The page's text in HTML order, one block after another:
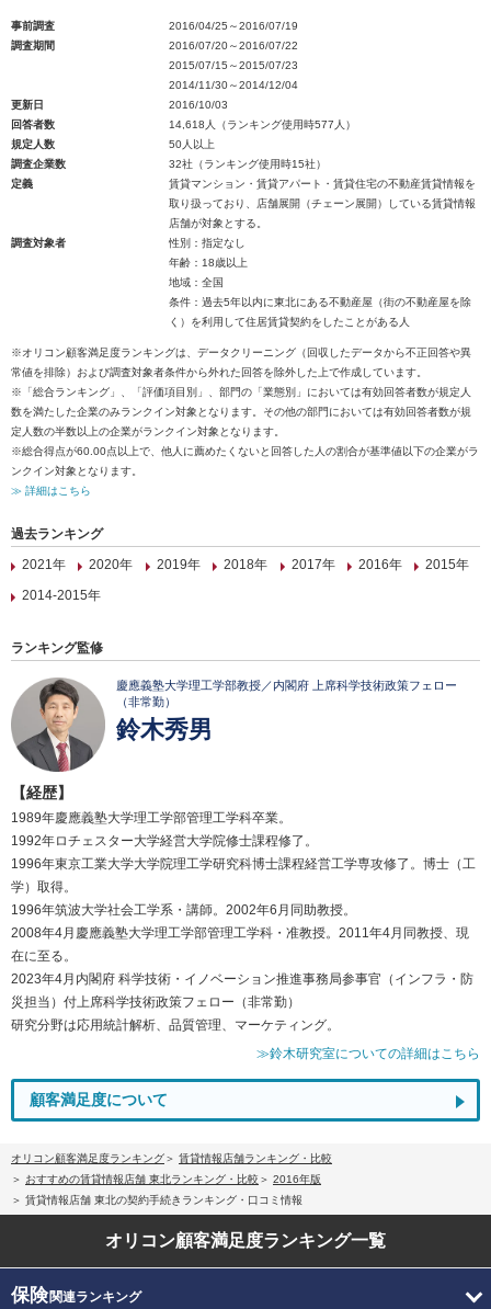
事前調査
2016/04/25～2016/07/19
調査期間
2016/07/20～2016/07/22
2015/07/15～2015/07/23
2014/11/30～2014/12/04
更新日
2016/10/03
回答者数
14,618人（ランキング使用時577人）
規定人数
50人以上
調査企業数
32社（ランキング使用時15社）
定義
賃貸マンション・賃貸アパート・賃貸住宅の不動産賃貸情報を
取り扱っており、店舗展開（チェーン展開）している賃貸情報
店舗が対象とする。
調査対象者
性別：指定なし
年齢：18歳以上
地域：全国
条件：過去5年以内に東北にある不動産屋（街の不動産屋を除
く）を利用して住居賃貸契約をしたことがある人
※オリコン顧客満足度ランキングは、データクリーニング（回収したデータから不正回答や異
常値を排除）および調査対象者条件から外れた回答を除外した上で作成しています。
※「総合ランキング」、「評価項目別」、部門の「業態別」においては有効回答者数が規定人
数を満たした企業のみランクイン対象となります。その他の部門においては有効回答者数が規
定人数の半数以上の企業がランクイン対象となります。
※総合得点が60.00点以上で、他人に薦めたくないと回答した人の割合が基準値以下の企業がラ
ンクイン対象となります。
≫ 詳細はこちら
過去ランキング
2021年
2020年 2019年 2018年 2017年 2016年
2015年
2014-2015年
ランキング監修
慶應義塾大学理工学部教授／内閣府 上席科学技術政策フェロー
（非常勤）
鈴木秀男
【経歴】
1989年慶應義塾大学理工学部管理工学科卒業。
1992年ロチェスター大学経営大学院修士課程修了。
1996年東京工業大学大学院理工学研究科博士課程経営工学専攻修了。博士（工
学）取得。
1996年筑波大学社会工学系・講師。2002年6月同助教授。
2008年4月慶應義塾大学理工学部管理工学科・准教授。2011年4月同教授、現
在に至る。
2023年4月内閣府 科学技術・イノベーション推進事務局参事官（インフラ・防
災担当）付上席科学技術政策フェロー（非常勤）
研究分野は応用統計解析、品質管理、マーケティング。
≫鈴木研究室についての詳細はこちら
顧客満足度について
オリコン顧客満足度ランキング
賃貸情報店舗ランキング・比較
おすすめの賃貸情報店舗 東北ランキング・比較
2016年版
賃貸情報店舗 東北の契約手続きランキング・口コミ情報
オリコン顧客満足度ランキング一覧
保険関連ランキング